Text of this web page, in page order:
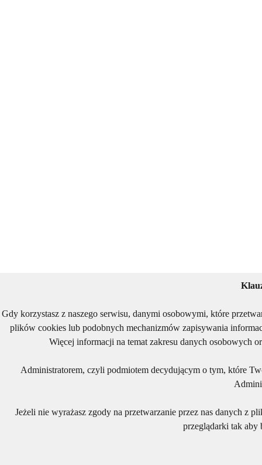
Gdy korzystasz z naszego serwisu, danymi osobowymi, które
plików cookies lub podobnych mechanizmów zapisywania
Więcej informacji na temat zakresu danych osobowych
Administratorem, czyli podmiotem decydującym o tym, które
Jeżeli nie wyrażasz zgody na przetwarzanie przez nas danych z
przeglądarki tak aby